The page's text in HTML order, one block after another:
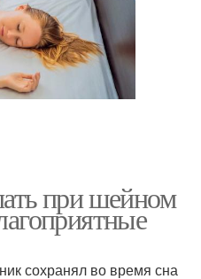
при шейном
сохранял во время сна